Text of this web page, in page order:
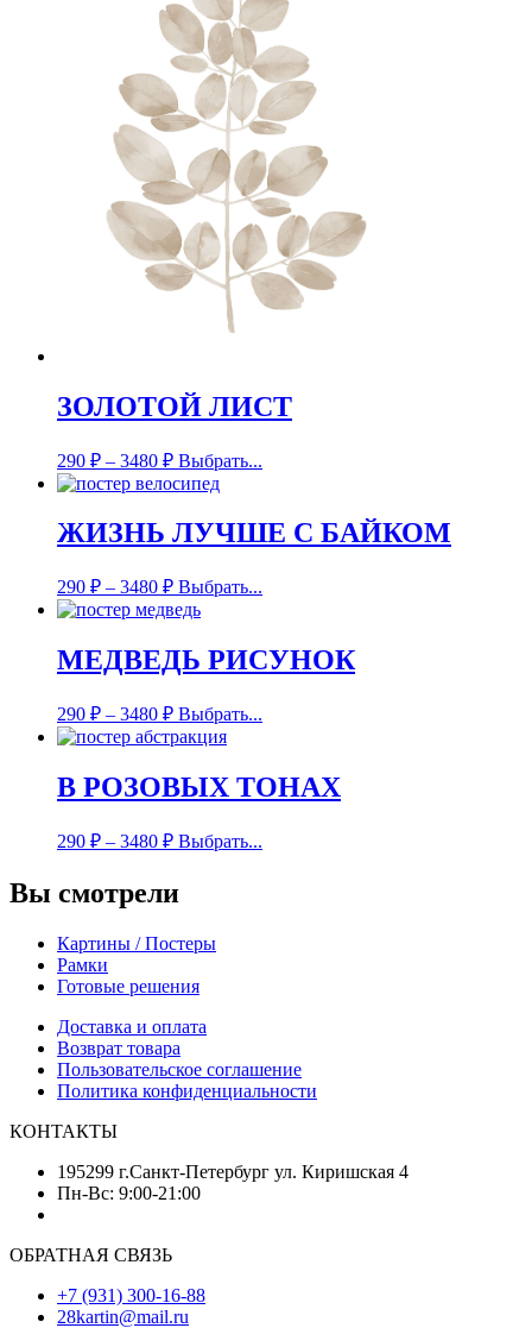
ЗОЛОТОЙ ЛИСТ
290 ₽ – 3480 ₽ Выбрать...
ЖИЗНЬ ЛУЧШЕ С БАЙКОМ
290 ₽ – 3480 ₽ Выбрать...
МЕДВЕДЬ РИСУНОК
290 ₽ – 3480 ₽ Выбрать...
В РОЗОВЫХ ТОНАХ
290 ₽ – 3480 ₽ Выбрать...
Вы смотрели
Картины / Постеры
Рамки
Готовые решения
Доставка и оплата
Возврат товара
Пользовательское соглашение
Политика конфиденциальности
КОНТАКТЫ
195299 г.Санкт-Петербург ул. Киришская 4
Пн-Вс: 9:00-21:00
ОБРАТНАЯ СВЯЗЬ
+7 (931) 300-16-88
28kartin@mail.ru